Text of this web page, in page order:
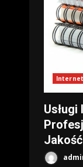
Internet
Jakość